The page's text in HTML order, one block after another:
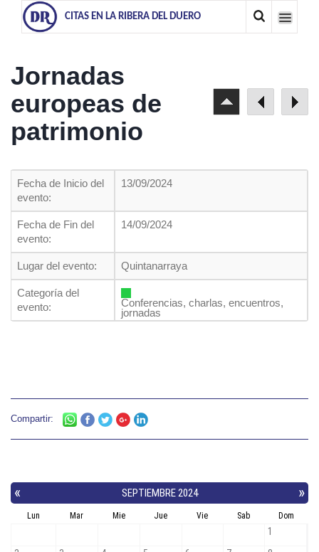
CITAS EN LA RIBERA DEL DUERO
Jornadas
europeas de
patrimonio
Fecha de Inicio del
evento:
13/09/2024
Fecha de Fin del
evento:
14/09/2024
Lugar del evento: Quintanarraya
Categoría del
evento:
Conferencias, charlas, encuentros,
jornadas
Compartir: